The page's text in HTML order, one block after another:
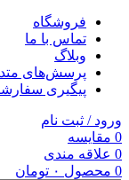
فروشگاه
تماس با ما
وبلاگ
پرسش‌های
پیگیری
ورود / ثبت نام
0 مقایسه
0 علاقه مندی
0 محصول ۰ تومان